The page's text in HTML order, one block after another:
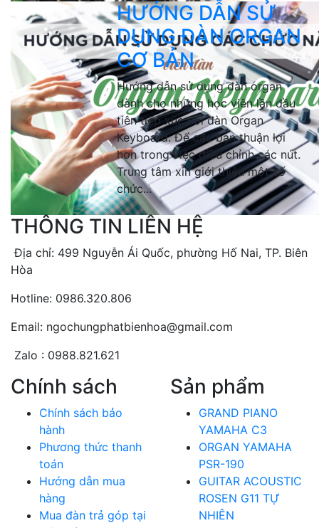
HƯỚNG DẪN SỬ
DỤNG ĐÀN ORGAN
CƠ BẢN
Hướng dẫn sử dụng đàn organ
dành cho những học viên lần đầu
tiên tiếp xúc với đàn Organ
Keyboard. Để các bạn thuận lợi
hơn trong việc điều chỉnh các nút.
Trung tâm xin giới thiệu một số
chức...
THÔNG TIN LIÊN HỆ
Địa chỉ: 499 Nguyễn Ái Quốc, phường Hố Nai, TP. Biên
Hòa
Hotline: 0986.320.806
Email: ngochungphatbienhoa@gmail.com
Zalo : 0988.821.621
Chính sách
Chính sách bảo
hành
Phương thức thanh
toán
Hướng dẫn mua
hàng
Mua đàn trả góp tại
Sản phẩm
GRAND PIANO
YAMAHA C3
ORGAN YAMAHA
PSR-190
GUITAR ACOUSTIC
ROSEN G11 TỰ
NHIÊN